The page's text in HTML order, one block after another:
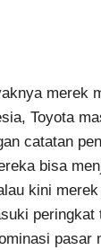
merek
Toyota
catatan
bisa
kini
peringkat
pasar